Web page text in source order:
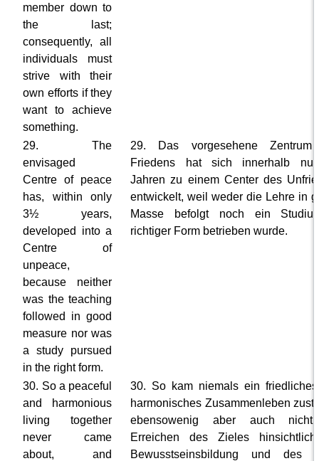
member down to
the last;
consequently, all
individuals must
strive with their
own efforts if they
want to achieve
something.
29. The
envisaged
Centre of peace
has, within only
3½ years,
developed into a
Centre of
unpeace,
because neither
was the teaching
followed in good
measure nor was
a study pursued
in the right form.
29. Das vorgesehene
Friedens hat sich innerhalb
Jahren zu einem Center des
entwickelt, weil weder die Lehre in
Masse befolgt noch ein
richtiger Form betrieben wurde.
30. So a peaceful
and harmonious
living together
never came
about, and
30. So kam niemals ein
harmonisches Zusammenleben
ebensowenig aber auch
Erreichen des Zieles
Bewusstseinsbildung und des